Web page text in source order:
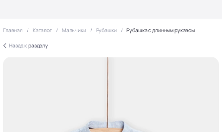
Главная Каталог Мальчики Рубашки Рубашка с длинным рукавом
Назад к разделу